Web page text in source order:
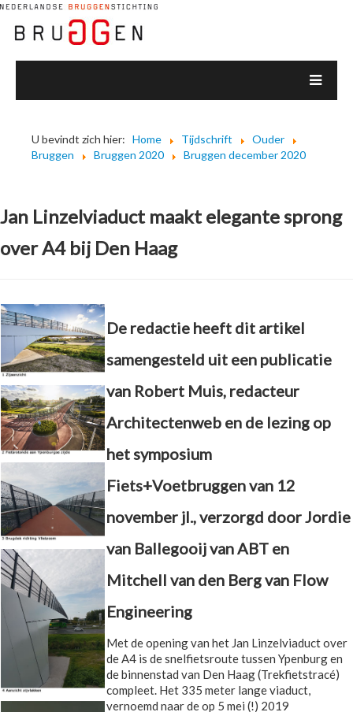
U bevindt zich hier: Home Tijdschrift
Ouder
Bruggen
Bruggen 2020 Bruggen december 2020
Jan Linzelviaduct maakt elegante sprong
over A4 bij Den Haag
De redactie heeft dit artikel
samengesteld uit een publicatie
van Robert Muis, redacteur
Architectenweb en de lezing op
het symposium
Fiets+Voetbruggen van 12
november jl., verzorgd door Jordie
van Ballegooij van ABT en
Mitchell van den Berg van Flow
Engineering
Met de opening van het Jan Linzelviaduct over
de A4 is de snelfietsroute tussen Ypenburg en
de binnenstad van Den Haag (Trekfietstracé)
compleet. Het 335 meter lange viaduct,
vernoemd naar de op 5 mei (!) 2019